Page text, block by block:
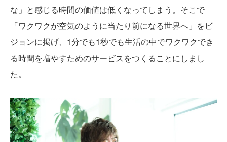
な」と感じる時間の価値は低くなってしまう。そこで
「ワクワクが空気のように当たり前になる世界へ」をビ
ジョンに掲げ、1分でも1秒でも生活の中でワクワクでき
る時間を増やすためのサービスをつくることにしまし
た。